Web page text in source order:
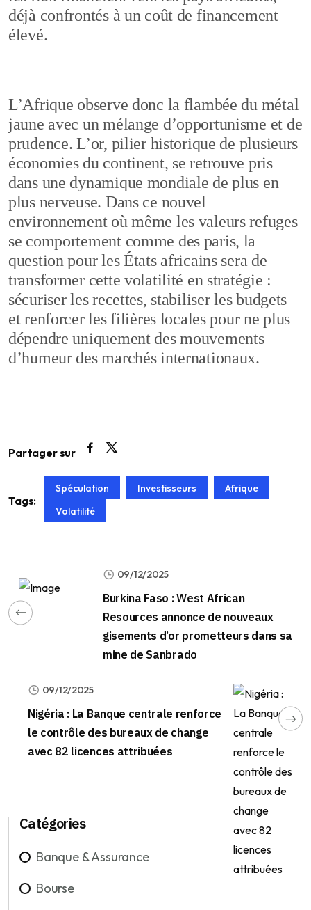
déjà confrontés à un coût de financement
élevé.
L’Afrique observe donc la flambée du métal
jaune avec un mélange d’opportunisme et de
prudence. L’or, pilier historique de plusieurs
économies du continent, se retrouve pris
dans une dynamique mondiale de plus en
plus nerveuse. Dans ce nouvel
environnement où même les valeurs refuges
se comportement comme des paris, la
question pour les États africains sera de
transformer cette volatilité en stratégie :
sécuriser les recettes, stabiliser les budgets
et renforcer les filières locales pour ne plus
dépendre uniquement des mouvements
d’humeur des marchés internationaux.
Partager sur
Tags:
Spéculation Investisseurs
Afrique
Volatilité
09/12/2025
Burkina Faso : West African
Resources annonce de nouveaux
gisements d’or prometteurs dans sa
mine de Sanbrado
09/12/2025
Nigéria : La Banque centrale renforce
le contrôle des bureaux de change
avec 82 licences attribuées
Catégories
Banque & Assurance
Bourse